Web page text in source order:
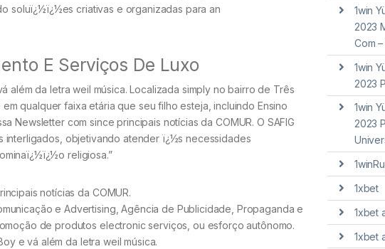
soluï¿½ï¿½es criativas e organizadas para an
E Serviços De Luxo
da letra weil música. Localizada simply no bairro de Três
qualquer faixa etária que seu filho esteja, incluindo Ensino
Newsletter com since principais notícias da COMUR. O SAFIG
interligados, objetivando atender ï¿½s necessidades
religiosa.”
notícias da COMUR.
e Advertising, Agência de Publicidade, Propaganda e
de produtos electronic serviços, ou esforço autônomo.
e vá além da letra weil música.
1win
2023
Com –
1win
2023
1win
2023
1xbet
1xbet
1xbet